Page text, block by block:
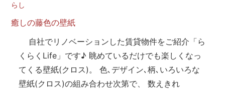
らし
癒しの藤色の壁紙
自社でリノベーションした賃貸物件をご紹介「ら
くらくLife」です♪ 眺めているだけでも楽しくなっ
てくる壁紙(クロス)。 色､デザイン､柄､いろいろな
壁紙(クロス)の組み合わせ次第で、 数えきれ